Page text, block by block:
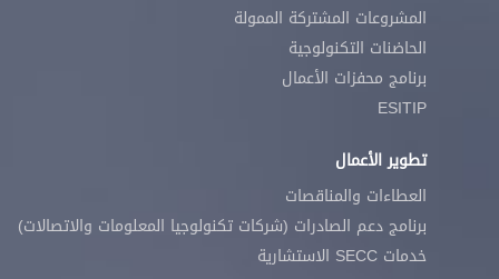
المشروعات المشتركة الممولة
الحاضنات التكنولوجية
برنامج محفزات الأعمال
ESITIP
تطوير الأعمال
العطاءات والمناقصات
برنامج دعم الصادرات (شركات تكنولوجيا المعلومات والاتصالات)
خدمات SECC الاستشارية